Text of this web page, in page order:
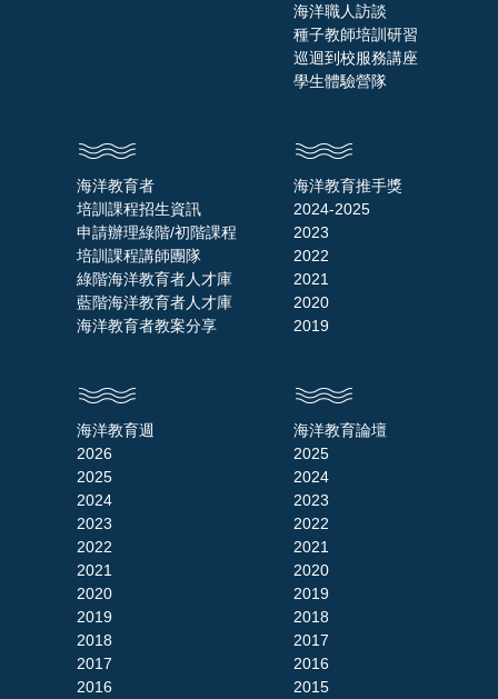
海洋職人訪談
種子教師培訓研習
巡迴到校服務講座
學生體驗營隊
海洋教育者
培訓課程招生資訊
申請辦理綠階/初階課程
培訓課程講師團隊
綠階海洋教育者人才庫
藍階海洋教育者人才庫
海洋教育者教案分享
海洋教育推手獎
2024-2025
2023
2022
2021
2020
2019
海洋教育週
2026
2025
2024
2023
2022
2021
2020
2019
2018
2017
2016
海洋教育論壇
2025
2024
2023
2022
2021
2020
2019
2018
2017
2016
2015